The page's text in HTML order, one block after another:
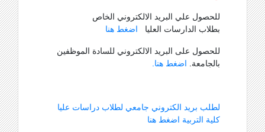
للحصول علي البريد الالكتروني الخاص
بطلاب الدارسات العليا اضغط هنا
للحصول على البريد الالكتروني للسادة الموظفين
بالجامعة.
اضغط هنا.
كلية التربية اضغط هنا